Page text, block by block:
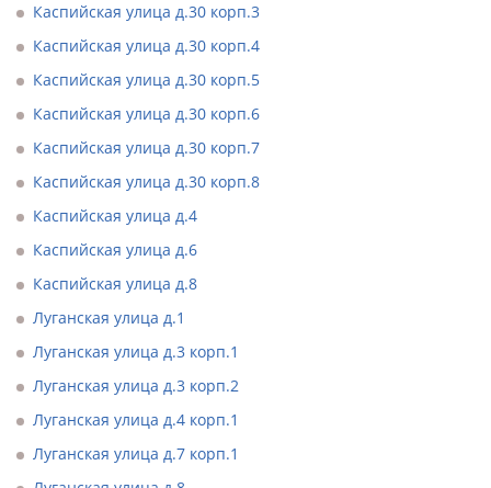
Каспийская улица д.30 корп.3
Каспийская улица д.30 корп.4
Каспийская улица д.30 корп.5
Каспийская улица д.30 корп.6
Каспийская улица д.30 корп.7
Каспийская улица д.30 корп.8
Каспийская улица д.4
Каспийская улица д.6
Каспийская улица д.8
Луганская улица д.1
Луганская улица д.3 корп.1
Луганская улица д.3 корп.2
Луганская улица д.4 корп.1
Луганская улица д.7 корп.1